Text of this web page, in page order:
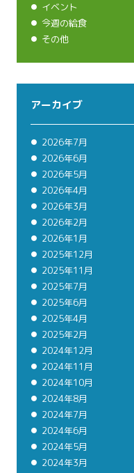
イベント
今週の給食
その他
アーカイブ
2026年7月
2026年6月
2026年5月
2026年4月
2026年3月
2026年2月
2026年1月
2025年12月
2025年11月
2025年7月
2025年6月
2025年4月
2025年2月
2024年12月
2024年11月
2024年10月
2024年8月
2024年7月
2024年6月
2024年5月
2024年3月